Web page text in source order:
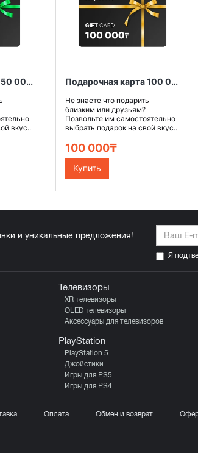
Подарочная карта 50 000 тенге
вкус..
Подарочная карта 100 000 тенге
Не знаете что подарить
близким или друзьям?
Позвольте им самостоятельно
выбрать подарок на свой вкус..
100 000₸
Купить
и уникальные предложения!
Я
Телевизоры
XR телевизоры
OLED телевизоры
Аксессуары для телевизоров
PlayStation
PlayStation 5
Джойстики
Игры для PS5
Игры для PS4
Оплата Обмен и возврат